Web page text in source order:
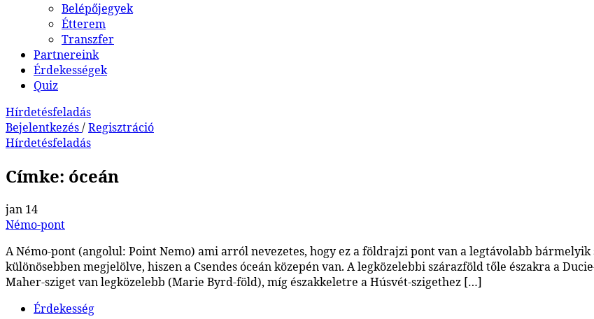
Belépőjegyek
Étterem
Transzfer
Partnereink
Érdekességek
Quiz
Hírdetésfeladás
Bejelentkezés/Regisztráció
Hírdetésfeladás
Címke: óceán
jan 14
Némo-pont
A Némo-pont (angolul: Point Nemo) ami arról nevezetes, hogy ez a földrajzi pont van a legtávolabb
különösebben megjelölve, hiszen a Csendes óceán közepén van. A legközelebbi szárazföld tőle északra a
Maher-sziget van legközelebb (Marie Byrd-föld), míg északkeletre a Húsvét-szigethez […]
Érdekesség